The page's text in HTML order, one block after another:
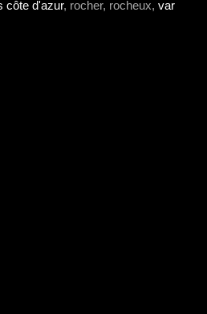
côte d'azur, rocher, rocheux, var